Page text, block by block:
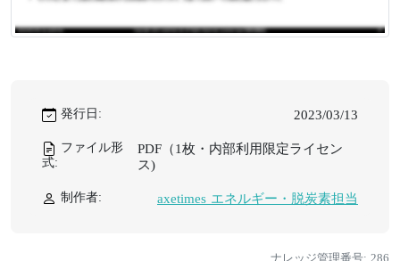
発行日: 2023/03/13
ファイル形
式:
PDF（1枚・内部利用限定ライセン
ス)
制作者: axetimes エネルギー・脱炭素担当
ナレッジ管理番号: 286